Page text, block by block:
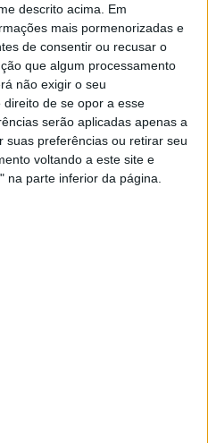
descrito acima. Em
mais pormenorizadas e
de consentir ou recusar o
que algum processamento
não exigir o seu
de se opor a esse
serão aplicadas apenas a
suas preferências ou retirar seu
voltando a este site e
na parte inferior da página.
o
evitado?